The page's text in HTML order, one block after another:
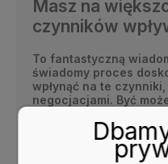
Masz na
czynników
To fantastyczną
świadomy proces
wpłynąć na te
negocjacjami. Być
zobaczysz będą
Ta książka jest dla